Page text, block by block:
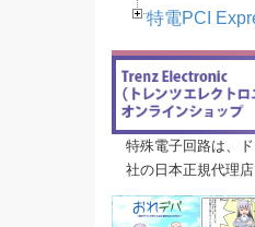
特電PCI
特殊電子回路は、
社の日本正規代理店